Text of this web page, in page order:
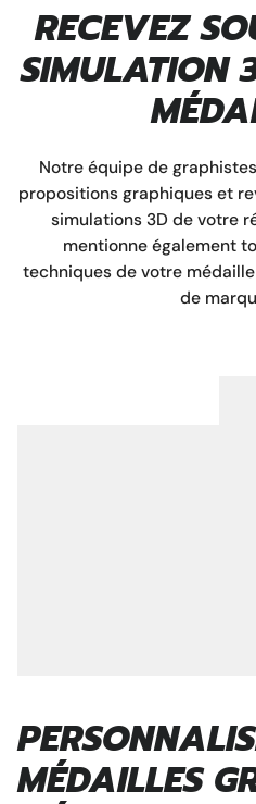
RECEVEZ
SIMULATION
Notre équipe de graphistes
propositions graphiques et
simulations 3D de votre
mentionne également
techniques de votre
de
MÉDAILLES